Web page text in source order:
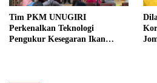
Tim PKM UNUGIRI
Perkenalkan Teknologi
Pengukur Kesegaran Ikan